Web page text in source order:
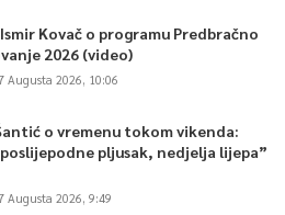
Kovač o programu Predbračno
2026 (video)
Augusta 2026, 10:06
o vremenu tokom vikenda:
pljusak, nedjelja lijepa”
Augusta 2026, 9:49